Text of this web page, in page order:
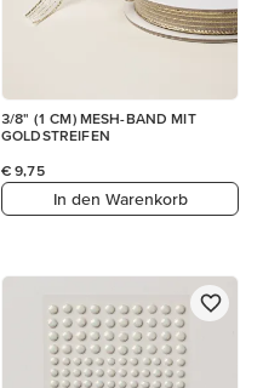
3/8" (1 CM) MESH-BAND MIT
GOLDSTREIFEN
€ 9,75
In den Warenkorb